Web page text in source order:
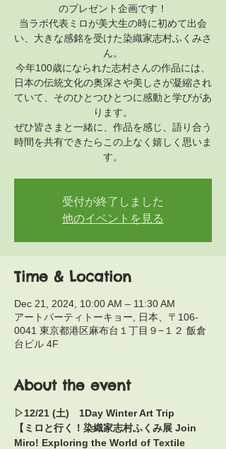
のプレゼント企画です！
当ラボ代表ミロが美大生の時に初めて出会
い、大きな感銘を受けた染織家志村ふくみさ
ん。
今年100歳になられた志村さんの作品には、
日本の伝統文化の奥深さや美しさが凝縮され
ていて、そのひとつひとつに感動と学びがあ
ります。
ぜひ皆さまと一緒に、作品を感じ、語り合う
時間を共有できたらこの上なく嬉しく思いま
す。
受付が終了しました
他のイベントを見る
Time & Location
Dec 21, 2024, 10:00 AM – 11:30 AM
アートパーティトーキョー, 日本、〒106-
0041 東京都港区麻布台１丁目９−１２ 飯倉
台ビル 4F
About the event
▷12/21 (土)　1Day Winter Art Trip
【ミロと行く！染織家志村ふくみ展 Join
Miro! Exploring the World of Textile